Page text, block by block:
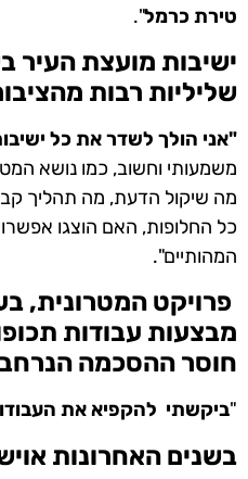
טירת כרמל".
ישיבות מועצת העיר
שליליות רבות
"אני הולך לשדר את כל
משמעותי וחשוב, כמו נושא
מה שיקול הדעת, מה תהליך
כל החלופות, האם הוצגו
המהותיים".
פרויקט המטרונית,
מבצעות עבודות
חוסר ההסכמה הנרחב
"ביקשתי להקפיא את
בשנים האחרונות